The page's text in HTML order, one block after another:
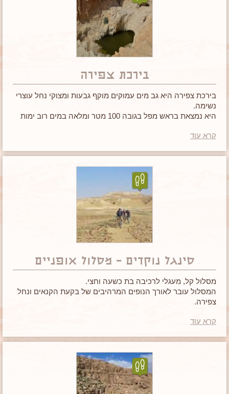
בירכת צפירה
בירכת צפירה היא גב מים עמוקים מוקף גבעות ומצוקי נחל עוצרי
נשימה.
היא נמצאת בראש מפל בגובה 100 מטר ומלאה במים רוב ימות
אם הגעתם לאזור, בירכת צפירה
קרא עוד
סינגל נוקדים – מסלול אופניים
מסלול קל, מעגלי לרכיבה בת כשעה וחצי.
המסלול עובר לאורך הנופים המרהיבים של בקעת הקנאים ונחל
צפירה.
קרא עוד